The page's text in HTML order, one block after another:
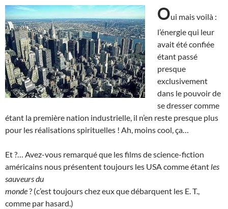
Oui mais voilà :
l’énergie qui leur
avait été confiée
étant passé
presque
exclusivement
dans le pouvoir de
se dresser comme
étant la première nation industrielle, il n’en reste presque plus
pour les réalisations spirituelles ! Ah, moins cool, ça…
Et ?… Avez-vous remarqué que les films de science-fiction
américains nous présentent toujours les USA comme étant les
sauveurs du
monde? (c’est toujours chez eux que débarquent les E. T.,
comme par hasard.)